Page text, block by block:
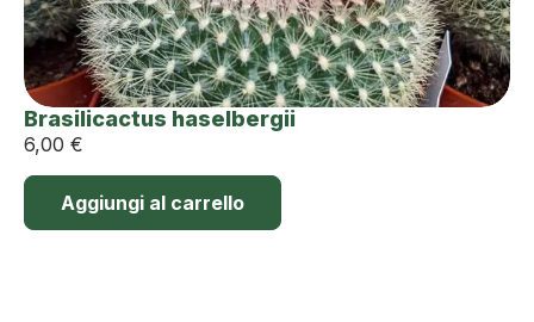
Brasilicactus haselbergii
6,00 €
Aggiungi al carrello